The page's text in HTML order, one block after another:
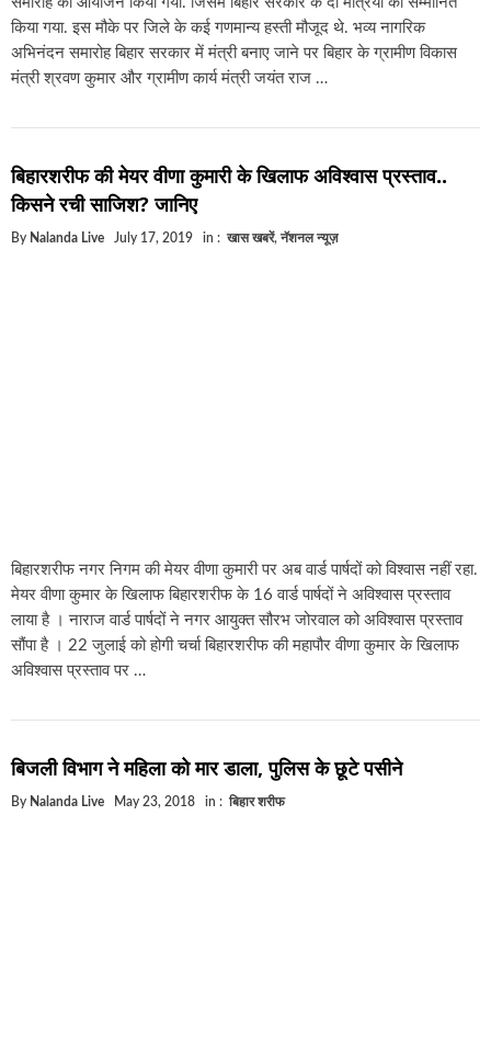
किया गया. इस मौके पर जिले के कई गणमान्य हस्ती मौजूद थे. भव्य नागरिक
अभिनंदन समारोह बिहार सरकार में मंत्री बनाए जाने पर बिहार के ग्रामीण विकास
मंत्री श्रवण कुमार और ग्रामीण कार्य मंत्री जयंत राज …
बिहारशरीफ की मेयर वीणा कुमारी के खिलाफ अविश्वास प्रस्ताव..
किसने रची साजिश? जानिए
By Nalanda Live July 17, 2019 in : खास खबरें, नॅशनल न्यूज़
बिहारशरीफ नगर निगम की मेयर वीणा कुमारी पर अब वार्ड पार्षदों को विश्वास नहीं रहा.
मेयर वीणा कुमार के खिलाफ बिहारशरीफ के 16 वार्ड पार्षदों ने अविश्वास प्रस्ताव
लाया है । नाराज वार्ड पार्षदों ने नगर आयुक्त सौरभ जोरवाल को अविश्वास प्रस्ताव
सौंपा है । 22 जुलाई को होगी चर्चा बिहारशरीफ की महापौर वीणा कुमार के खिलाफ
अविश्वास प्रस्ताव पर …
बिजली विभाग ने महिला को मार डाला, पुलिस के छूटे पसीने
By Nalanda Live May 23, 2018 in : बिहार शरीफ